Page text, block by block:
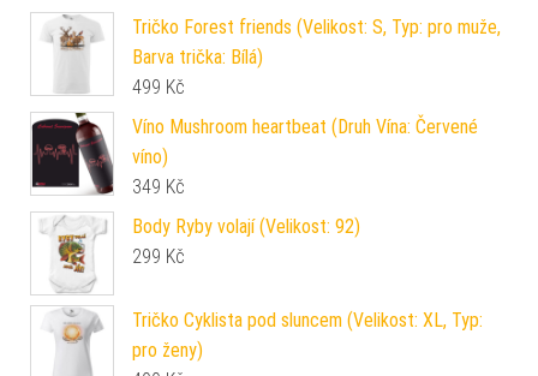
Tričko Forest friends (Velikost: S, Typ: pro muže,
Barva trička: Bílá)
499 Kč
Víno Mushroom heartbeat (Druh Vína: Červené
víno)
349 Kč
Body Ryby volají (Velikost: 92)
299 Kč
Tričko Cyklista pod sluncem (Velikost: XL, Typ:
pro ženy)